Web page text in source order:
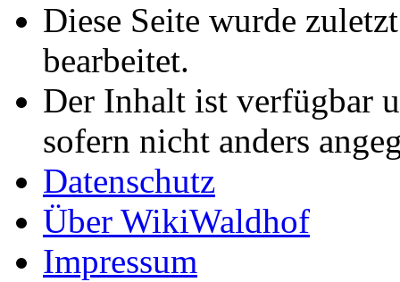
Diese Seite wurde
bearbeitet.
Der Inhalt ist verfügbar
sofern nicht anders
Datenschutz
Über WikiWaldhof
Impressum